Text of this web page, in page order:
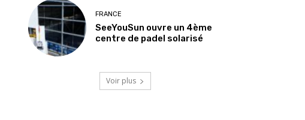
FRANCE
SeeYouSun ouvre un 4ème
centre de padel solarisé
Voir plus